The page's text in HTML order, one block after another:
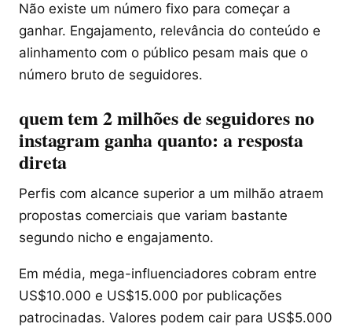
Não existe um número fixo para começar a
ganhar. Engajamento, relevância do conteúdo e
alinhamento com o público pesam mais que o
número bruto de seguidores.
quem tem 2 milhões de seguidores no
instagram ganha quanto: a resposta
direta
Perfis com alcance superior a um milhão atraem
propostas comerciais que variam bastante
segundo nicho e engajamento.
Em média, mega-influenciadores cobram entre
US$10.000 e US$15.000 por publicações
patrocinadas. Valores podem cair para US$5.000